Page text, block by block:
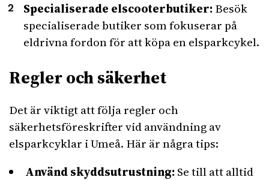
Specialiserade elscooterbutiker:Besök
specialiserade butiker som fokuserar på
eldrivna fordon för att köpa en elsparkcykel.
Regler och säkerhet
Det är viktigt att följa regler och
säkerhetsföreskrifter vid användning av
elsparkcyklar i Umeå. Här är några tips:
Använd skyddsutrustning:Se till att alltid